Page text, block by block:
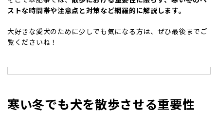
ストな時間帯や注意点と対策など網羅的に解説します。
大好きな愛犬のために少しでも気になる方は、ぜひ最後までご
覧くださいね！
寒い冬でも犬を散歩させる重要性